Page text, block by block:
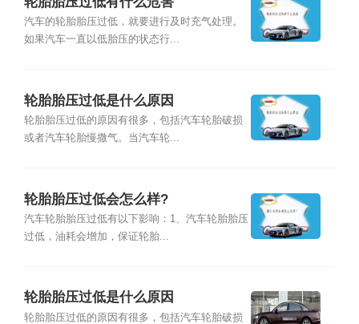
汽车的轮胎胎压过低，就要进行及时充气处理。
如果汽车一直以低胎压的状态行...
轮胎胎压过低是什么原因
轮胎胎压过低的原因有很多，包括汽车轮胎破损
或者汽车轮胎慢撒气。当汽车轮...
轮胎胎压过低会怎么样?
汽车轮胎胎压过低有以下影响：1、汽车轮胎胎压
过低，油耗会增加，保证轮胎...
轮胎胎压过低是什么原因
轮胎胎压过低的原因有很多，包括汽车轮胎破损